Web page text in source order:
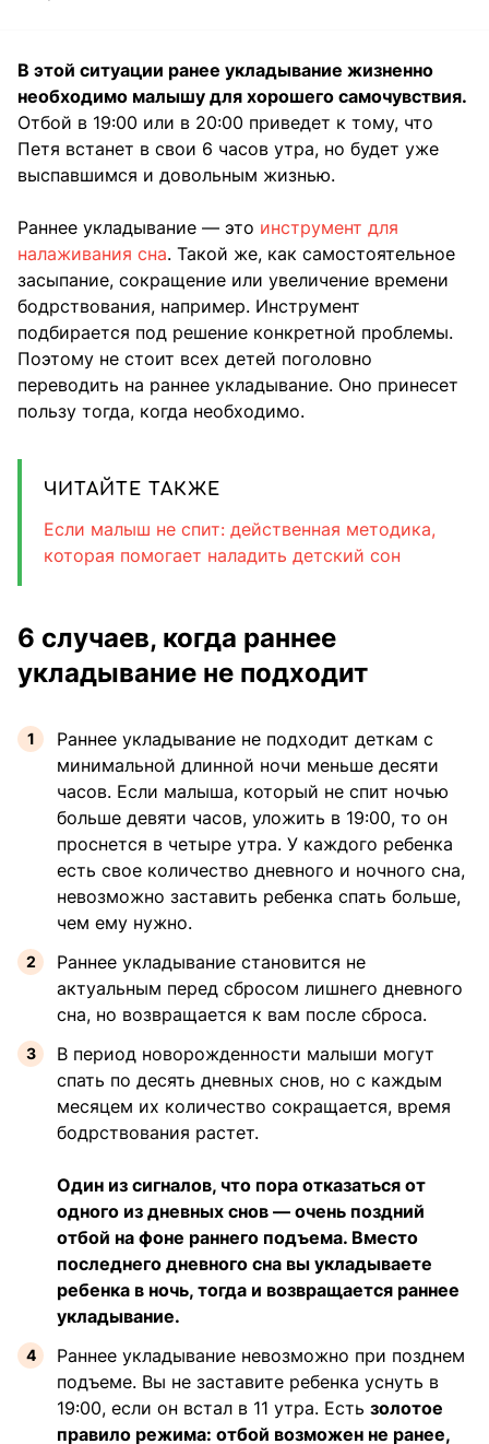
В этой ситуации ранее укладывание жизненно
необходимо малышу для хорошего самочувствия.
Отбой в 19:00 или в 20:00 приведет к тому, что
Петя встанет в свои 6 часов утра, но будет уже
выспавшимся и довольным жизнью.
Раннее укладывание — это инструмент для
налаживания сна. Такой же, как самостоятельное
засыпание, сокращение или увеличение времени
бодрствования, например. Инструмент
подбирается под решение конкретной проблемы.
Поэтому не стоит всех детей поголовно
переводить на раннее укладывание. Оно принесет
пользу тогда, когда необходимо.
ЧИТАЙТЕ ТАКЖЕ
Если малыш не спит: действенная методика,
которая помогает наладить детский сон
6 случаев, когда раннее
укладывание не подходит
Раннее укладывание не подходит деткам с
минимальной длинной ночи меньше десяти
часов. Если малыша, который не спит ночью
больше девяти часов, уложить в 19:00, то он
проснется в четыре утра. У каждого ребенка
есть свое количество дневного и ночного сна,
невозможно заставить ребенка спать больше,
чем ему нужно.
Раннее укладывание становится не
актуальным перед сбросом лишнего дневного
сна, но возвращается к вам после сброса.
В период новорожденности малыши могут
спать по десять дневных снов, но с каждым
месяцем их количество сокращается, время
бодрствования растет.
Один из сигналов, что пора отказаться от
одного из дневных снов — очень поздний
отбой на фоне раннего подъема. Вместо
последнего дневного сна вы укладываете
ребенка в ночь, тогда и возвращается раннее
укладывание.
Раннее укладывание невозможно при позднем
подъеме. Вы не заставите ребенка уснуть в
19:00, если он встал в 11 утра. Есть золотое
правило режима: отбой возможен не ранее,